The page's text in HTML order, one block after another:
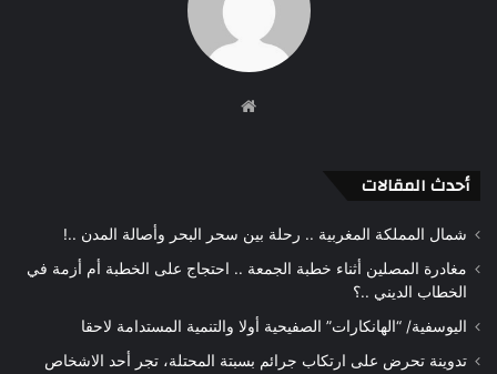
أحدث المقالات
شمال المملكة المغربية .. رحلة بين سحر البحر وأصالة المدن ..!
مغادرة المصلين أثناء خطبة الجمعة .. احتجاج على الخطبة أم أزمة في
الخطاب الديني ..؟
اليوسفية/ “الهانكارات” الصفيحية أولا والتنمية المستدامة لاحقا
تدوينة تحرض على ارتكاب جرائم بسبتة المحتلة، تجر أحد الاشخاص